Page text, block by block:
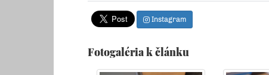
Instagram
Fotogaléria k článku